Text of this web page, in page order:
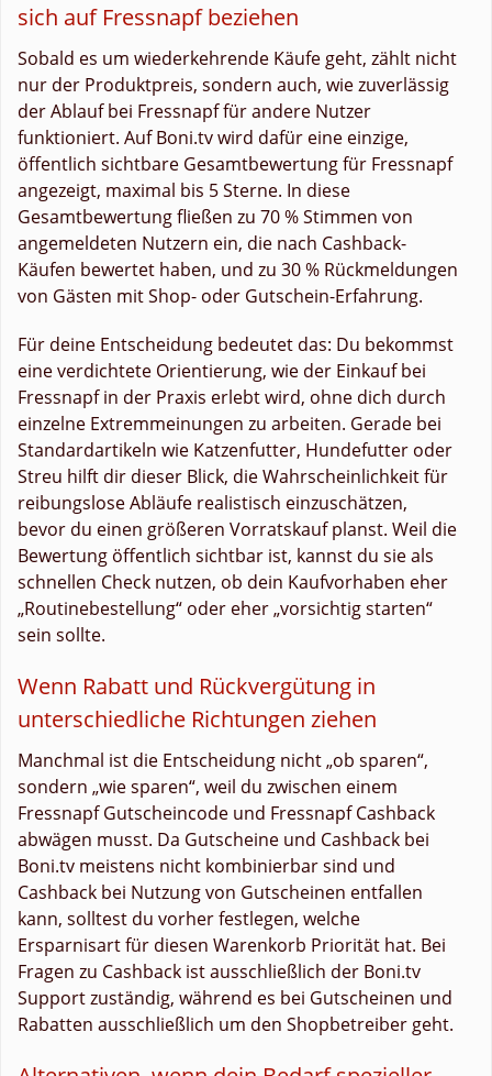
sich auf Fressnapf beziehen
Sobald es um wiederkehrende Käufe geht, zählt nicht
nur der Produktpreis, sondern auch, wie zuverlässig
der Ablauf bei Fressnapf für andere Nutzer
funktioniert. Auf Boni.tv wird dafür eine einzige,
öffentlich sichtbare Gesamtbewertung für Fressnapf
angezeigt, maximal bis 5 Sterne. In diese
Gesamtbewertung fließen zu 70 % Stimmen von
angemeldeten Nutzern ein, die nach Cashback-
Käufen bewertet haben, und zu 30 % Rückmeldungen
von Gästen mit Shop- oder Gutschein-Erfahrung.
Für deine Entscheidung bedeutet das: Du bekommst
eine verdichtete Orientierung, wie der Einkauf bei
Fressnapf in der Praxis erlebt wird, ohne dich durch
einzelne Extremmeinungen zu arbeiten. Gerade bei
Standardartikeln wie Katzenfutter, Hundefutter oder
Streu hilft dir dieser Blick, die Wahrscheinlichkeit für
reibungslose Abläufe realistisch einzuschätzen,
bevor du einen größeren Vorratskauf planst. Weil die
Bewertung öffentlich sichtbar ist, kannst du sie als
schnellen Check nutzen, ob dein Kaufvorhaben eher
„Routinebestellung“ oder eher „vorsichtig starten“
sein sollte.
Wenn Rabatt und Rückvergütung in
unterschiedliche Richtungen ziehen
Manchmal ist die Entscheidung nicht „ob sparen“,
sondern „wie sparen“, weil du zwischen einem
Fressnapf Gutscheincode und Fressnapf Cashback
abwägen musst. Da Gutscheine und Cashback bei
Boni.tv meistens nicht kombinierbar sind und
Cashback bei Nutzung von Gutscheinen entfallen
kann, solltest du vorher festlegen, welche
Ersparnisart für diesen Warenkorb Priorität hat. Bei
Fragen zu Cashback ist ausschließlich der Boni.tv
Support zuständig, während es bei Gutscheinen und
Rabatten ausschließlich um den Shopbetreiber geht.